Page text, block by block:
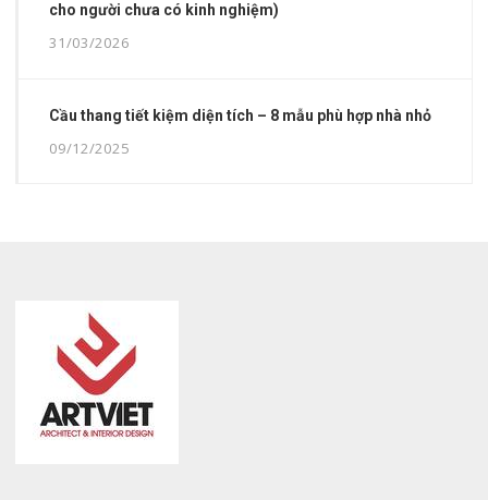
cho người chưa có kinh nghiệm)
31/03/2026
Cầu thang tiết kiệm diện tích – 8 mẫu phù hợp nhà nhỏ
09/12/2025